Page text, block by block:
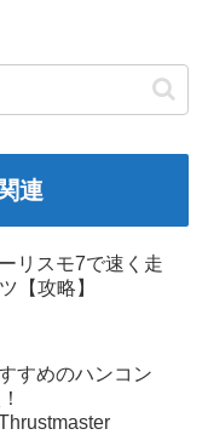
連
リスモ7で速く走
【攻略】
すめのハンコン